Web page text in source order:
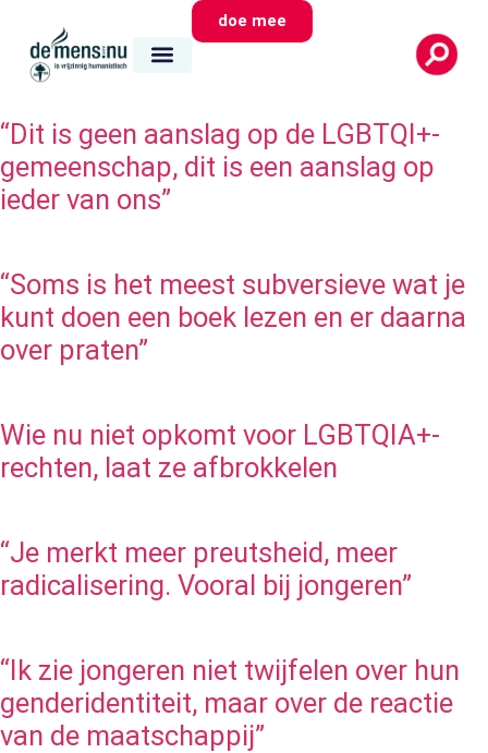
doe mee
“Dit is geen aanslag op de LGBTQI+-
gemeenschap, dit is een aanslag op
ieder van ons”
“Soms is het meest subversieve wat je
kunt doen een boek lezen en er daarna
over praten”
Wie nu niet opkomt voor LGBTQIA+-
rechten, laat ze afbrokkelen
“Je merkt meer preutsheid, meer
radicalisering. Vooral bij jongeren”
“Ik zie jongeren niet twijfelen over hun
genderidentiteit, maar over de reactie
van de maatschappij”